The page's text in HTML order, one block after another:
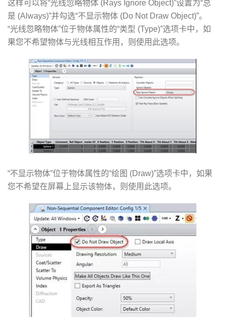
这样可以将“光线忽略物体 (Rays Ignore Object)”设置为“总
是 (Always)”并勾选“不显示物体 (Do Not Draw Object)”。
“光线忽略物体”位于物体属性的“类型 (Type)”选项卡中，如
果您不希望物体与光线相互作用，则使用此选项。
“不显示物体”位于物体属性的“绘图 (Draw)”选项卡中，如果
您不希望在屏幕上显示该物体，则使用此选项。